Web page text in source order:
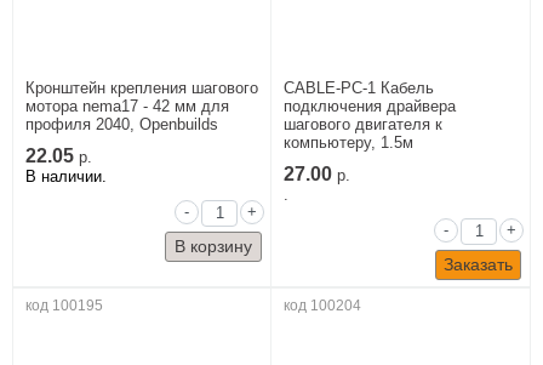
Кронштейн крепления шагового
мотора nema17 - 42 мм для
профиля 2040, Openbuilds
22.05 р.
В наличии.
-
+
CABLE-PC-1 Кабель
подключения драйвера
шагового двигателя к
компьютеру, 1.5м
27.00 р.
.
-
+
Заказать
код 100195 код 100204